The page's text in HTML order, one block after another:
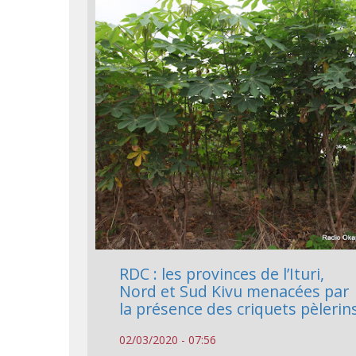
RDC : les provinces de l’Ituri,
Nord et Sud Kivu menacées par
la présence des criquets
02/03/2020 - 07:56